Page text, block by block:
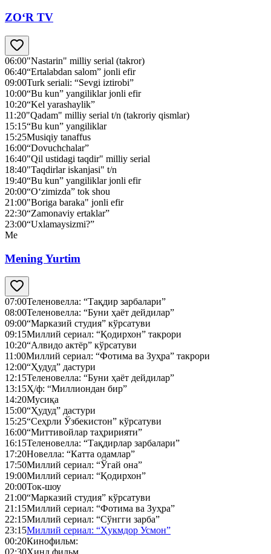
ZO‘R TV
06:00"Nastarin" milliy serial (takror)
06:40“Ertalabdan salom” jonli efir
09:00Turk seriali: “Sevgi iztirobi”
10:00“Bu kun” yangiliklar jonli efir
10:20“Kel yarashaylik”
11:20"Qadam" milliy serial t/n (takroriy qismlar)
15:15“Bu kun” yangiliklar
15:25Musiqiy tanaffus
16:00“Dovuchchalar”
16:40"Qil ustidagi taqdir" milliy serial
18:40"Taqdirlar iskanjasi" t/n
19:40“Bu kun” yangiliklar jonli efir
20:00“O‘zimizda” tok shou
21:00"Boriga baraka" jonli efir
22:30“Zamonaviy ertaklar”
23:00“Uxlamaysizmi?”
Me
Mening Yurtim
07:00Теленовелла: “Тақдир зарбалари”
08:00Теленовелла: “Буни ҳаёт дейдилар”
09:00“Марказий студия” кўрсатуви
09:15Миллий сериал: “Қодирхон” такрори
10:20“Алвидо актёр” кўрсатуви
11:00Миллий сериал: “Фотима ва Зуҳра” такрори
12:00“Ҳудуд” дастури
12:15Теленовелла: “Буни ҳаёт дейдилар”
13:15Ҳ/ф: “Миллиондан бир”
14:20Мусиқа
15:00“Ҳудуд” дастури
15:25“Сеҳрли Ўзбекистон” кўрсатуви
16:00“Миттивойлар таҳририяти”
16:15Теленовелла: “Тақдирлар зарбалари”
17:20Новелла: “Катта одамлар”
17:50Миллий сериал: “Ўгай она”
19:00Миллий сериал: “Қодирхон”
20:00Ток-шоу
21:00“Марказий студия” кўрсатуви
21:15Миллий сериал: “Фотима ва Зуҳра”
22:15Миллий сериал: “Сўнгги зарба”
23:15Миллий сериал: “Ҳукмдор Усмон”
00:20Кинофильм: